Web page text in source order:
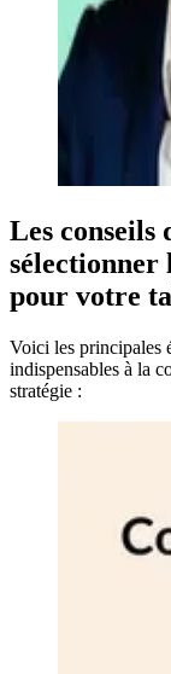
Les conseils
sélectionner
pour votre
Voici les principales
indispensables à la
stratégie :